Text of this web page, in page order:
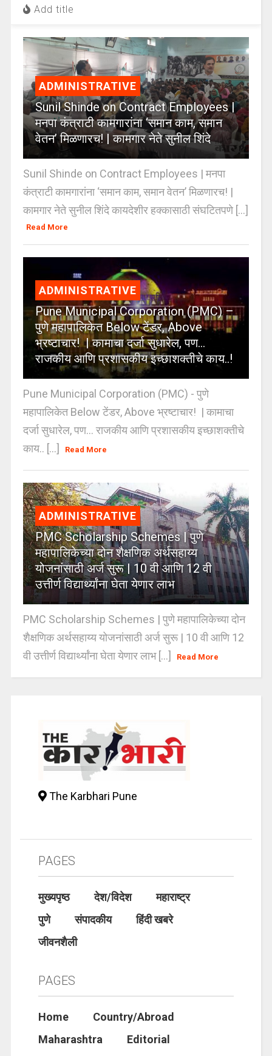
Add title
ADMINISTRATIVE
Sunil Shinde on Contract Employees |
मनपा कंत्राटी कामगारांना ‘समान काम, समान
वेतन’ मिळणारच! | कामगार नेते सुनील शिंदे
Sunil Shinde on Contract Employees | मनपा
कंत्राटी कामगारांना ‘समान काम, समान वेतन’ मिळणारच! |
कामगार नेते सुनील शिंदे कायदेशीर हक्कासाठी संघटितपणे [...]
Read More
ADMINISTRATIVE
Pune Municipal Corporation (PMC) –
पुणे महापालिकेत Below टेंडर, Above
भ्रष्टाचार! | कामाचा दर्जा सुधारेल, पण…
राजकीय आणि प्रशासकीय इच्छाशक्तीचे काय..!
Pune Municipal Corporation (PMC) - पुणे
महापालिकेत Below टेंडर, Above भ्रष्टाचार! | कामाचा
दर्जा सुधारेल, पण… राजकीय आणि प्रशासकीय इच्छाशक्तीचे
काय.. [...]
Read More
ADMINISTRATIVE
PMC Scholarship Schemes | पुणे
महापालिकेच्या दोन शैक्षणिक अर्थसहाय्य
योजनांसाठी अर्ज सुरू | 10 वी आणि 12 वी
उत्तीर्ण विद्यार्थ्यांना घेता येणार लाभ
PMC Scholarship Schemes | पुणे महापालिकेच्या दोन
शैक्षणिक अर्थसहाय्य योजनांसाठी अर्ज सुरू | 10 वी आणि 12
वी उत्तीर्ण विद्यार्थ्यांना घेता येणार लाभ [...]
Read More
The Karbhari Pune
PAGES
मुख्यपृष्ठ देश/विदेश
महाराष्ट्र
पुणे
संपादकीय
हिंदी खबरे
जीवनशैली
PAGES
Home
Country/Abroad
Maharashtra
Editorial